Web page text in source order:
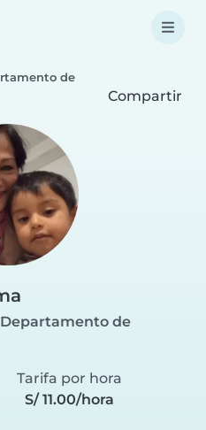
de
Compartir
de
Tarifa por hora
S/ 11.00/hora